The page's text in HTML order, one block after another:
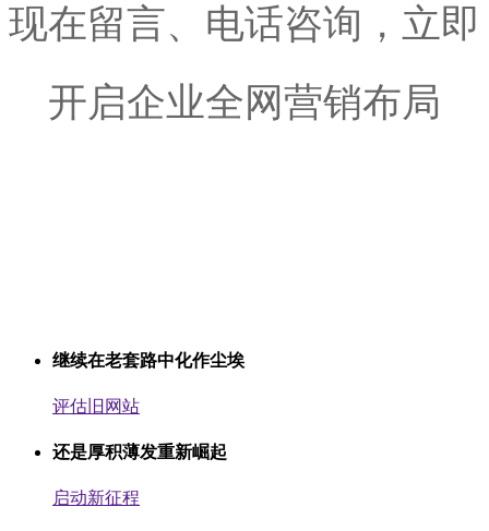
现在留言、电话咨询，立即
开启企业全网营销布局
继续在老套路中化作尘埃
评估旧网站
还是厚积薄发重新崛起
启动新征程